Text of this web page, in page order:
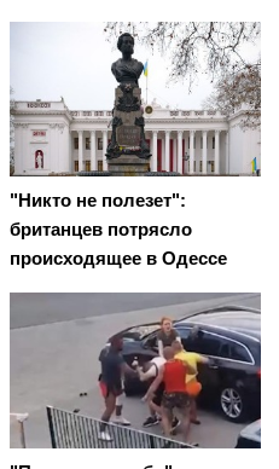
"Никто не полезет":
британцев потрясло
происходящее в Одессе